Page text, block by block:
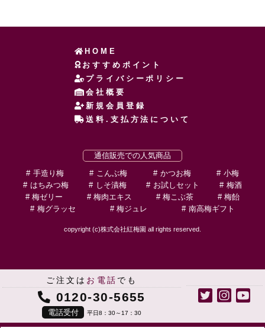
ご注文は お電話 でも
0120-30-5655
電話受付 平日8：30～17：30
HOME
おすすめポイント
プライバシーポリシー
会社概要
新規会員登録
送料.支払方法について
通信販売での人気商品
手造り梅
こんぶ梅 かつお梅
小梅
はちみつ梅
しそ漬梅 お試しセット
梅酒
梅ゼリー
梅肉エキス 梅こぶ茶
梅飴
梅グラッセ
梅ジュレ 南高梅ギフト
copyright (c)株式会社紅梅園 all rights reserved.